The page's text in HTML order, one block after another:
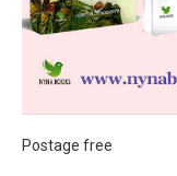
Postage free